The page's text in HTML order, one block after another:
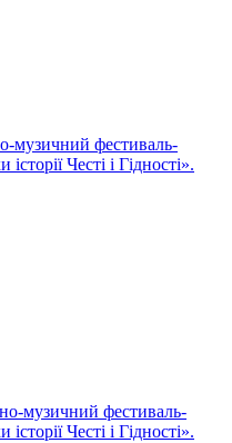
музичний фестиваль-
Честі і Гідності».
музичний фестиваль-
Честі і Гідності».